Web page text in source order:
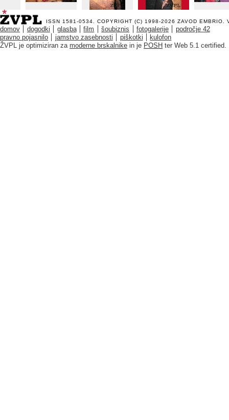
ISSN 1581-0534. COPYRIGHT (C) 1998-2026 ZAVOD EMBRIO .
domov dogodki glasba film šoubiznis fotogalerije
področje 42
pravno pojasnilo
jamstvo zasebnosti piškotki
kulofon
ŽVPL je optimiziran za moderne brskalnike in je POSH ter Web 5.1 certified.